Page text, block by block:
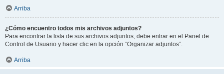
Arriba
¿Cómo encuentro todos mis archivos adjuntos?
Para encontrar la lista de sus archivos adjuntos, debe entrar en el Panel de
Control de Usuario y hacer clic en la opción “Organizar adjuntos”.
Arriba